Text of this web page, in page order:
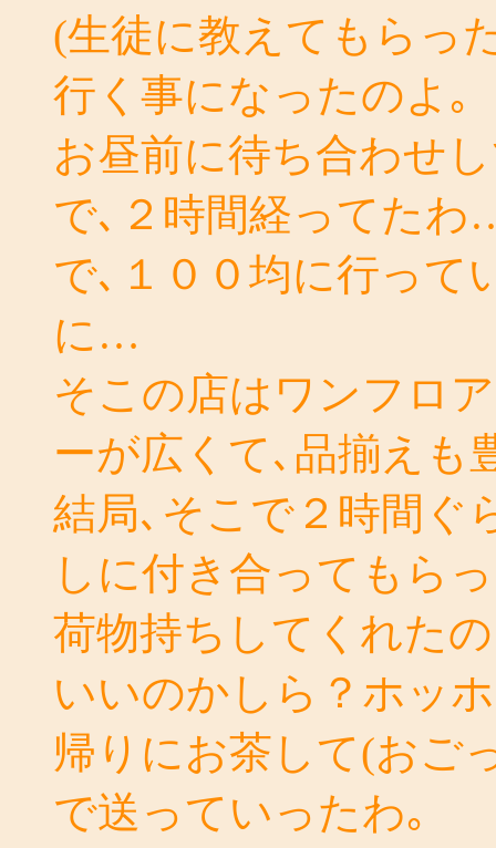
(生徒に教えてもらっ
行く事になったのよ｡
お昼前に待ち合わせ
で､２時間経ってた
で､１００均に行って
に…
そこの店はワンフロ
ーが広くて､品揃えも
結局､そこで２時間ぐ
しに付き合ってもら
荷物持ちしてくれた
いいのかしら？ホッ
帰りにお茶して(おご
で送っていったわ｡